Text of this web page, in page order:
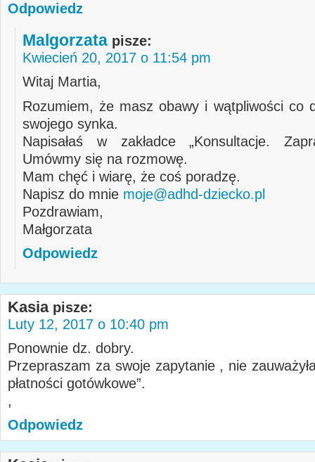
Odpowiedz
Malgorzata pisze:
Kwiecień 20, 2017 o 11:54 pm
Witaj Martia,
Rozumiem, że masz obawy i wątpliwości co
swojego synka.
Napisałaś w zakładce „Konsultacje.
Umówmy się na rozmowę.
Mam chęć i wiarę, że coś poradzę.
Napisz do mnie moje@adhd-dziecko.pl
Pozdrawiam,
Małgorzata
Odpowiedz
Kasia pisze:
Luty 12, 2017 o 10:40 pm
Ponownie dz. dobry.
Przepraszam za swoje zapytanie , nie
płatności gotówkowe”.
,
Odpowiedz